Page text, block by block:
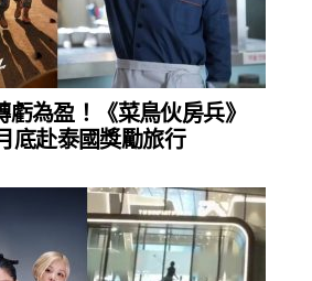
為盈！《菜鳥伙房兵》
底赴泰國獎勵旅行